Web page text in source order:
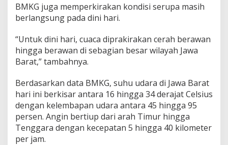
BMKG juga memperkirakan kondisi serupa masih
berlangsung pada dini hari.
“Untuk dini hari, cuaca diprakirakan cerah berawan
hingga berawan di sebagian besar wilayah Jawa
Barat,” tambahnya.
Berdasarkan data BMKG, suhu udara di Jawa Barat
hari ini berkisar antara 16 hingga 34 derajat Celsius
dengan kelembapan udara antara 45 hingga 95
persen. Angin bertiup dari arah Timur hingga
Tenggara dengan kecepatan 5 hingga 40 kilometer
per jam.